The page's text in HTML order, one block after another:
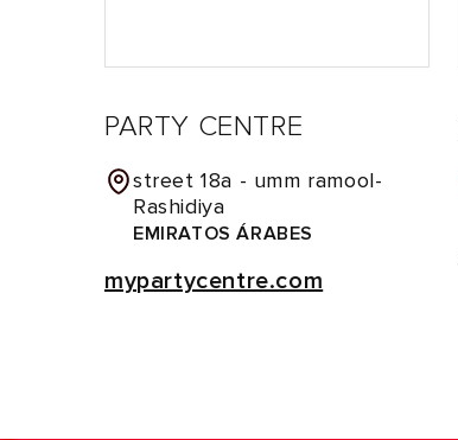
PARTY CENTRE
street 18a - umm ramool-
Rashidiya
EMIRATOS ÁRABES
mypartycentre.com